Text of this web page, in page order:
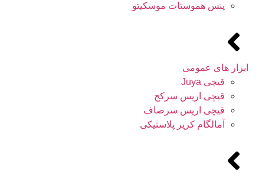
پنس هموستات موسکیتو
ابزار های عمومی
قیچی Juya
قیچی اریس سرکج
قیچی اریس سرصاف
آمالگام کریر پلاستیکی